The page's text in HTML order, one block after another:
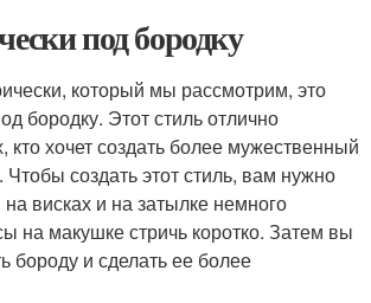
под бородку
который мы рассмотрим, это
бородку. Этот стиль отлично
кто хочет создать более мужественный
создать этот стиль, вам нужно
висках и на затылке немного
на макушке стричь коротко. Затем вы
бороду и сделать ее более